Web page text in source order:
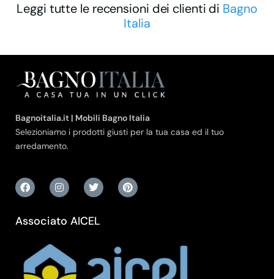
Leggi tutte le recensioni dei clienti di Bagno
Italia
Bagnoitalia.it | Mobili Bagno Italia
Selezioniamo i prodotti giusti per la tua casa ed il tuo
arredamento.
Associato AICEL